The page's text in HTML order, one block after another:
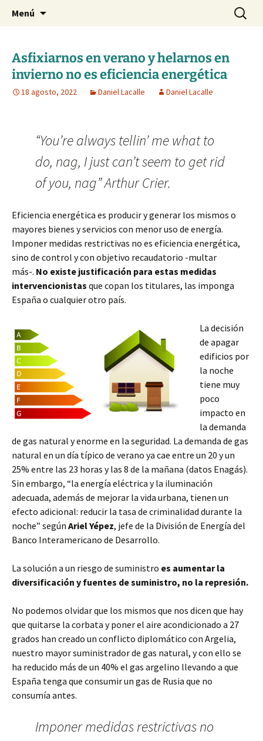
dlacalle.com
Blog de Daniel Lacalle
Menú Buscar:
Asfixiarnos en verano y helarnos en
invierno no es eficiencia energética
18 agosto, 2022 Daniel Lacalle Daniel Lacalle
“You’re always tellin’ me what to
do, nag, I just can’t seem to get rid
of you, nag” Arthur Crier.
Eficiencia energética es producir y generar los mismos o
mayores bienes y servicios con menor uso de energía.
Imponer medidas restrictivas no es eficiencia energética,
sino de control y con objetivo recaudatorio -multar
más-. No existe justificación para estas medidas
intervencionistas que copan los titulares, las imponga
España o cualquier otro país.
La decisión
de apagar
edificios por
la noche
tiene muy
poco
impacto en
la demanda
de gas natural y enorme en la seguridad. La demanda de gas
natural en un día típico de verano ya cae entre un 20 y un
25% entre las 23 horas y las 8 de la mañana (datos Enagás).
Sin embargo, “la energía eléctrica y la iluminación
adecuada, además de mejorar la vida urbana, tienen un
efecto adicional: reducir la tasa de criminalidad durante la
noche” según Ariel Yépez, jefe de la División de Energía del
Banco Interamericano de Desarrollo.
La solución a un riesgo de suministro es aumentar la
diversificación y fuentes de suministro, no la represión.
No podemos olvidar que los mismos que nos dicen que hay
que quitarse la corbata y poner el aire acondicionado a 27
grados han creado un conflicto diplomático con Argelia,
nuestro mayor suministrador de gas natural, y con ello se
ha reducido más de un 40% el gas argelino llevando a que
España tenga que consumir un gas de Rusia que no
consumía antes.
Imponer medidas restrictivas no